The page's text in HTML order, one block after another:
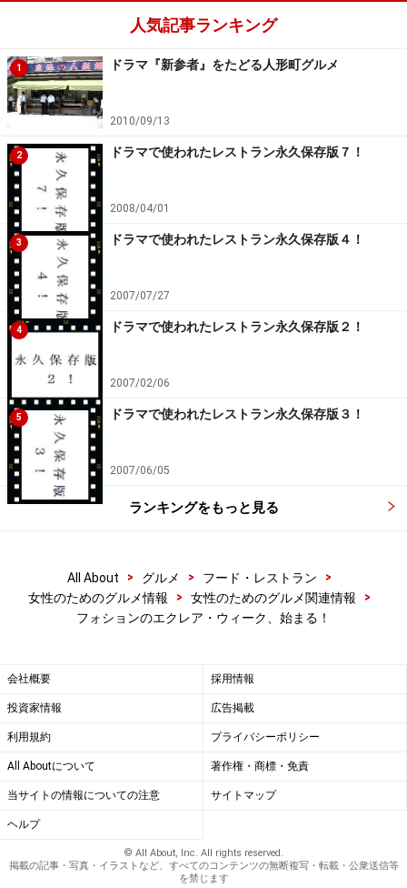
＜＜＜ コクシフルール ＞＞＞
＜＜＜ サクラ ＞＞＞
※記事内容は執筆時点のものです。最新の内容をご確認くださ
い。
※メニューや料金などのデータは、取材時または記事公開時点で
の内容です。
人気記事ランキング
1 ドラマ『新参者』をたどる人形町グルメ
2010/09/13
2 ドラマで使われたレストラン永久保存版７！
2008/04/01
3 ドラマで使われたレストラン永久保存版４！
2007/07/27
4 ドラマで使われたレストラン永久保存版２！
2007/02/06
5 ドラマで使われたレストラン永久保存版３！
2007/06/05
ランキングをもっと見る
All About > グルメ > フード・レストラン
>
女性のためのグルメ情報
> 女性のためのグルメ関連情報
>
フォションのエクレア・ウィーク、始まる！
会社概要 採用情報
投資家情報 広告掲載
利用規約 プライバシーポリシー
All Aboutについて 著作権・商標・免責
当サイトの情報についての注意 サイトマップ
ヘルプ
© All About, Inc. All rights reserved.
掲載の記事・写真・イラストなど、すべてのコンテンツの無断複写・転載・公衆送信等
を禁じます